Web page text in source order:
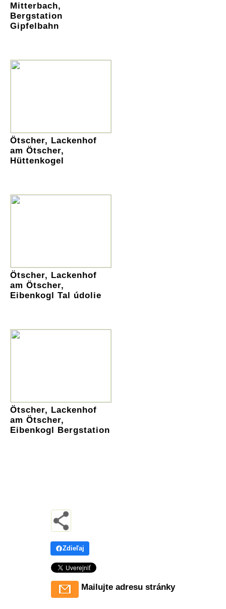
Mitterbach,
Bergstation
Gipfelbahn
Ötscher, Lackenhof
am Ötscher,
Hüttenkogel
Ötscher, Lackenhof
am Ötscher,
Eibenkogl Tal údolie
Ötscher, Lackenhof
am Ötscher,
Eibenkogl Bergstation
Zdieľaj
Mailujte adresu stránky